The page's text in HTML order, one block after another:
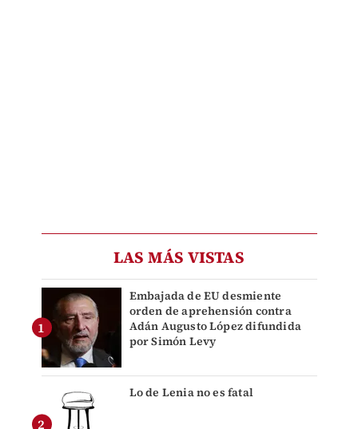
LAS MÁS VISTAS
Embajada de EU desmiente
orden de aprehensión contra
Adán Augusto López difundida
por Simón Levy
Lo de Lenia no es fatal